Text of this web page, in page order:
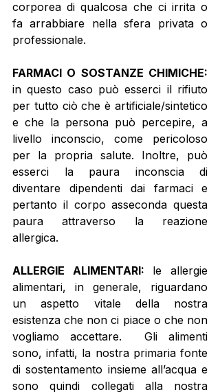
corporea di qualcosa che ci irrita o
fa arrabbiare nella sfera privata o
professionale.
FARMACI O SOSTANZE CHIMICHE:
in questo caso può esserci il rifiuto
per tutto ciò che è artificiale/sintetico
e che la persona può percepire, a
livello inconscio, come pericoloso
per la propria salute. Inoltre, può
esserci la paura inconscia di
diventare dipendenti dai farmaci e
pertanto il corpo asseconda questa
paura attraverso la reazione
allergica.
ALLERGIE ALIMENTARI: le allergie
alimentari, in generale, riguardano
un aspetto vitale della nostra
esistenza che non ci piace o che non
vogliamo accettare.  Gli alimenti
sono, infatti, la nostra primaria fonte
di sostentamento insieme all’acqua e
sono quindi collegati alla nostra